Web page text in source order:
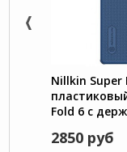
Nillkin
Fold 6 с
2850 руб